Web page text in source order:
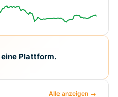
Plattform.
Alle anzeigen →